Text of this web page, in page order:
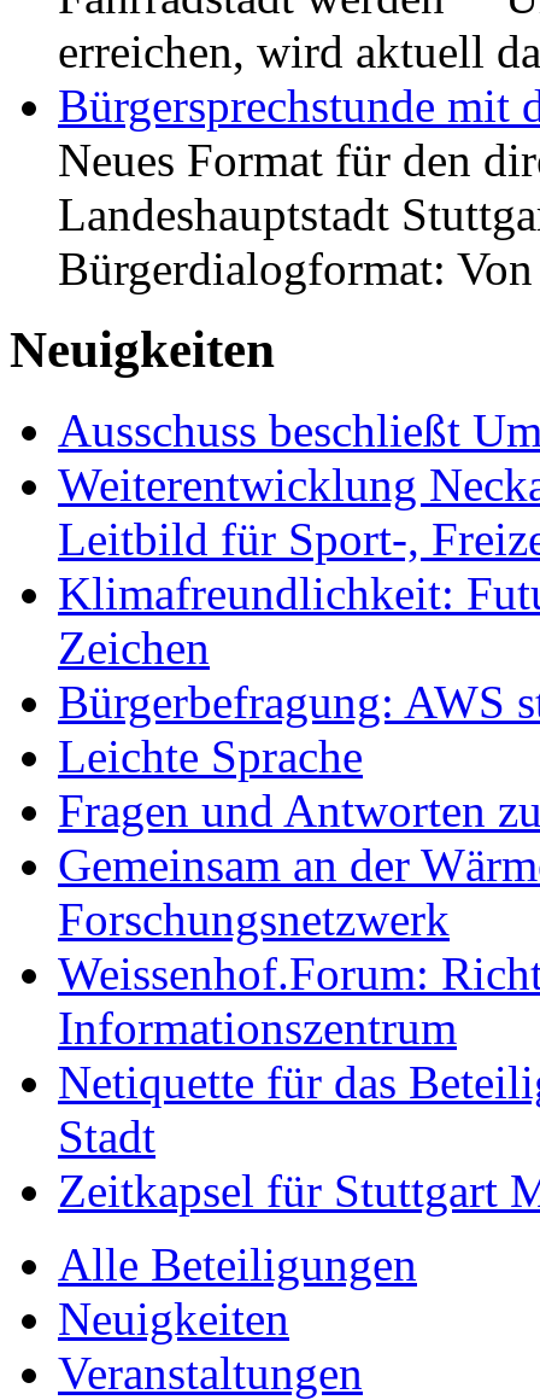
erreichen, wird aktuell
Bürgersprechstunde mit
Neues Format für den
Landeshauptstadt
Bürgerdialogformat:
Neuigkeiten
Ausschuss beschließt
Weiterentwicklung
Leitbild für Sport-,
Klimafreundlichkeit:
Zeichen
Bürgerbefragung: AWS
Leichte Sprache
Fragen und Antworten
Gemeinsam an der
Forschungsnetzwerk
Weissenhof.Forum:
Informationszentrum
Netiquette für das
Stadt
Zeitkapsel für Stuttgart
Alle Beteiligungen
Neuigkeiten
Veranstaltungen